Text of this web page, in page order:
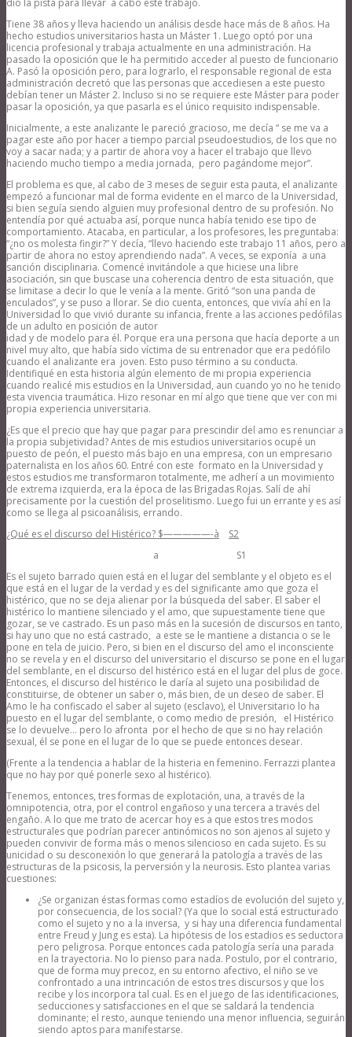
Tiene 38 años y lleva haciendo un análisis desde hace más de 8 años. Ha
hecho estudios universitarios hasta un Máster 1. Luego optó por una
licencia profesional y trabaja actualmente en una administración. Ha
pasado la oposición que le ha permitido acceder al puesto de funcionario
A. Pasó la oposición pero, para lograrlo, el responsable regional de esta
administración decretó que las personas que accediesen a este puesto
debían tener un Máster 2. Incluso si no se requiere este Máster para poder
pasar la oposición, ya que pasarla es el único requisito indispensable.
Inicialmente, a este analizante le pareció gracioso, me decía “ se me va a
pagar este año por hacer a tiempo parcial pseudoestudios, de los que no
voy a sacar nada; y a partir de ahora voy a hacer el trabajo que llevo
haciendo mucho tiempo a media jornada, pero pagándome mejor”.
El problema es que, al cabo de 3 meses de seguir esta pauta, el analizante
empezó a funcionar mal de forma evidente en el marco de la Universidad,
si bien seguía siendo alguien muy profesional dentro de su profesión. No
entendía por qué actuaba así, porque nunca había tenido ese tipo de
comportamiento. Atacaba, en particular, a los profesores, les preguntaba:
“¿no os molesta fingir?” Y decía, “llevo haciendo este trabajo 11 años, pero a
partir de ahora no estoy aprendiendo nada”. A veces, se exponía a una
sanción disciplinaria. Comencé invitándole a que hiciese una libre
asociación, sin que buscase una coherencia dentro de esta situación, que
se limitase a decir lo que le venía a la mente. Gritó “son una panda de
enculados”, y se puso a llorar. Se dio cuenta, entonces, que vivía ahí en la
Universidad lo que vivió durante su infancia, frente a las acciones pedófilas
de un adulto en posición de autor
idad y de modelo para él. Porque era una persona que hacía deporte a un
nivel muy alto, que había sido víctima de su entrenador que era pedófilo
cuando el analizante era joven. Esto puso término a su conducta.
Identifiqué en esta historia algún elemento de mi propia experiencia
cuando realicé mis estudios en la Universidad, aun cuando yo no he tenido
esta vivencia traumática. Hizo resonar en mí algo que tiene que ver con mi
propia experiencia universitaria.
¿Es que el precio que hay que pagar para prescindir del amo es renunciar a
la propia subjetividad? Antes de mis estudios universitarios ocupé un
puesto de peón, el puesto más bajo en una empresa, con un empresario
paternalista en los años 60. Entré con este formato en la Universidad y
estos estudios me transformaron totalmente, me adherí a un movimiento
de extrema izquierda, era la época de las Brigadas Rojas. Salí de ahí
precisamente por la cuestión del proselitismo. Luego fui un errante y es así
como se llega al psicoanálisis, errando.
¿Qué es el discurso del Histérico? $—————-à
S2
a S1
Es el sujeto barrado quien está en el lugar del semblante y el objeto es el
que está en el lugar de la verdad y es del significante amo que goza el
histérico, que no se deja alienar por la búsqueda del saber. El saber el
histérico lo mantiene silenciado y el amo, que supuestamente tiene que
gozar, se ve castrado. Es un paso más en la sucesión de discursos en tanto,
si hay uno que no está castrado, a este se le mantiene a distancia o se le
pone en tela de juicio. Pero, si bien en el discurso del amo el inconsciente
no se revela y en el discurso del universitario el discurso se pone en el lugar
del semblante, en el discurso del histérico está en el lugar del plus de goce.
Entonces, el discurso del histérico le daría al sujeto una posibilidad de
constituirse, de obtener un saber o, más bien, de un deseo de saber. El
Amo le ha confiscado el saber al sujeto (esclavo), el Universitario lo ha
puesto en el lugar del semblante, o como medio de presión, el Histérico
se lo devuelve… pero lo afronta por el hecho de que si no hay relación
sexual, él se pone en el lugar de lo que se puede entonces desear.
(Frente a la tendencia a hablar de la histeria en femenino. Ferrazzi plantea
que no hay por qué ponerle sexo al histérico).
Tenemos, entonces, tres formas de explotación, una, a través de la
omnipotencia, otra, por el control engañoso y una tercera a través del
engaño. A lo que me trato de acercar hoy es a que estos tres modos
estructurales que podrían parecer antinómicos no son ajenos al sujeto y
pueden convivir de forma más o menos silencioso en cada sujeto. Es su
unicidad o su desconexión lo que generará la patología a través de las
estructuras de la psicosis, la perversión y la neurosis. Esto plantea varias
cuestiones:
¿Se organizan éstas formas como estadíos de evolución del sujeto y,
por consecuencia, de los social? (Ya que lo social está estructurado
como el sujeto y no a la inversa, y si hay una diferencia fundamental
entre Freud y Jung es esta). La hipótesis de los estadios es seductora
pero peligrosa. Porque entonces cada patología sería una parada
en la trayectoria. No lo pienso para nada. Postulo, por el contrario,
que de forma muy precoz, en su entorno afectivo, el niño se ve
confrontado a una intrincación de estos tres discursos y que los
recibe y los incorpora tal cual. Es en el juego de las identificaciones,
seducciones y satisfacciones en el que se saldará la tendencia
dominante; el resto, aunque teniendo una menor influencia, seguirán
siendo aptos para manifestarse.